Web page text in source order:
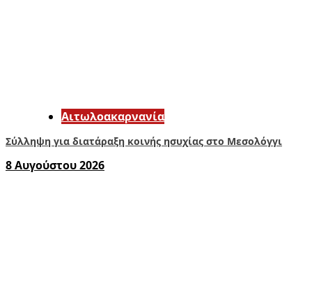
Αιτωλοακαρνανία
Σύλληψη για διατάραξη κοινής ησυχίας στο Μεσολόγγι
8 Αυγούστου 2026